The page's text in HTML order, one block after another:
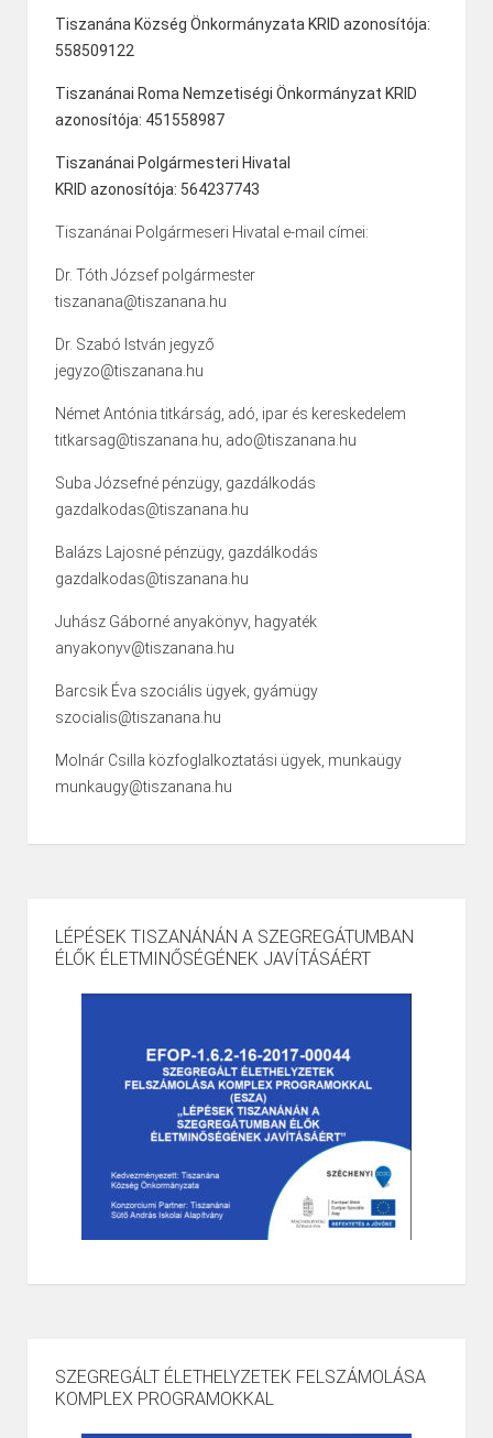
Tiszanána Község Önkormányzata KRID azonosítója:
558509122
Tiszanánai Roma Nemzetiségi Önkormányzat KRID
azonosítója: 451558987
Tiszanánai Polgármesteri Hivatal
KRID azonosítója: 564237743
Tiszanánai Polgármeseri Hivatal e-mail címei:
Dr. Tóth József polgármester
tiszanana@tiszanana.hu
Dr. Szabó István jegyző
jegyzo@tiszanana.hu
Német Antónia titkárság, adó, ipar és kereskedelem
titkarsag@tiszanana.hu, ado@tiszanana.hu
Suba Józsefné pénzügy, gazdálkodás
gazdalkodas@tiszanana.hu
Balázs Lajosné pénzügy, gazdálkodás
gazdalkodas@tiszanana.hu
Juhász Gáborné anyakönyv, hagyaték
anyakonyv@tiszanana.hu
Barcsik Éva szociális ügyek, gyámügy
szocialis@tiszanana.hu
Molnár Csilla közfoglalkoztatási ügyek, munkaügy
munkaugy@tiszanana.hu
LÉPÉSEK TISZANÁNÁN A SZEGREGÁTUMBAN
ÉLŐK ÉLETMINŐSÉGÉNEK JAVÍTÁSÁÉRT
SZEGREGÁLT ÉLETHELYZETEK FELSZÁMOLÁSA
KOMPLEX PROGRAMOKKAL